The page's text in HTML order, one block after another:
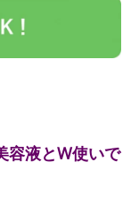
容液とW使いで